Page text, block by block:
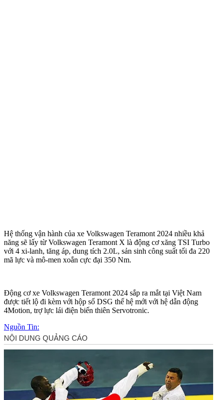
Hệ thống vận hành của xe Volkswagen Teramont 2024 nhiều khả
năng sẽ lấy từ Volkswagen Teramont X là động cơ xăng TSI Turbo
với 4 xi-lanh, tăng áp, dung tích 2.0L, sản sinh công suất tối đa 220
mã lực và mô-men xoắn cực đại 350 Nm.
Động cơ xe Volkswagen Teramont 2024 sắp ra mắt tại Việt Nam
được tiết lộ đi kèm với hộp số DSG thế hệ mới với hệ dẫn động
4Motion, trợ lực lái điện biến thiên Servotronic.
Nguồn Tin: